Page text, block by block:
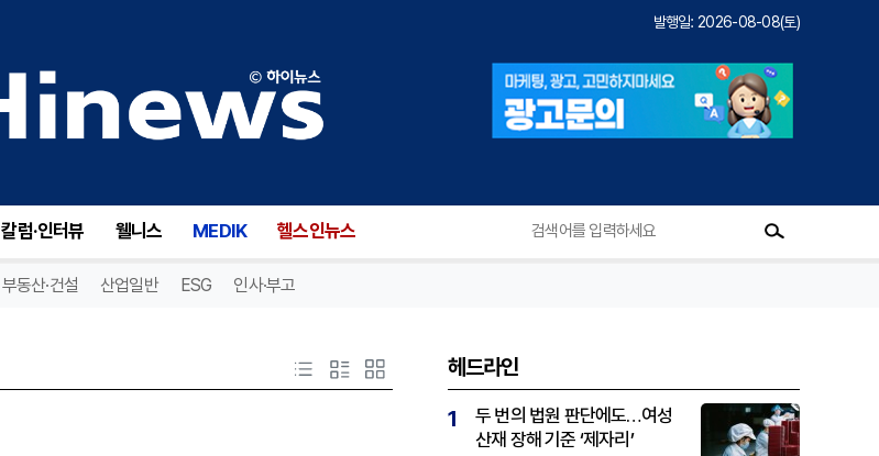
발행일: 2026-08-08(토)
칼럼·인터뷰 웰니스 MEDIK 헬스인뉴스
부동산·건설 산업일반 ESG 인사·부고
헤드라인
1
두 번의 법원 판단에도…여성
산재 장해 기준 ‘제자리’